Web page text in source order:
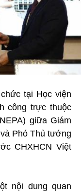
tại Học viện
công trực thuộc
giữa Giám
Phó Thủ tướng
CHXHCN Việt
nội dung quan